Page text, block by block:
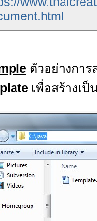
ตัวอย่างการ
เพื่อสร้างเ